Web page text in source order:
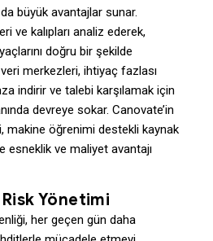
büyük avantajlar sunar.
ve kalıpları analiz ederek,
doğru bir şekilde
merkezleri, ihtiyaç fazlası
indirir ve talebi karşılamak için
devreye sokar. Canovate’in
makine öğrenimi destekli kaynak
esneklik ve maliyet avantajı
Yönetimi
her geçen gün daha